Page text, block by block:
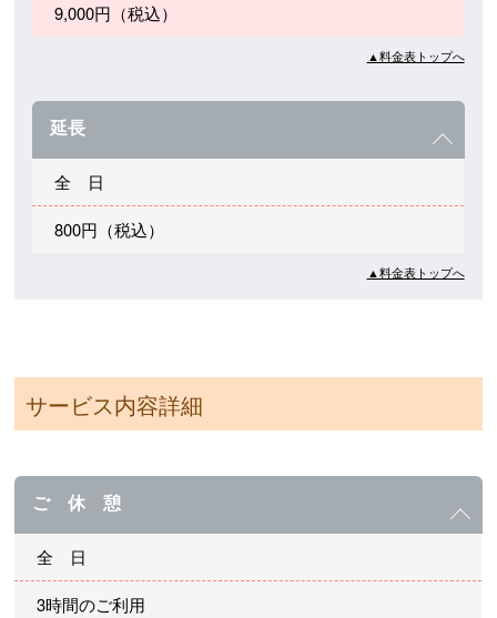
9,000円（税込）
▲料金表トップへ
延長
全 日
800円（税込）
▲料金表トップへ
サービス内容詳細
ご 休 憩
全 日
3時間のご利用